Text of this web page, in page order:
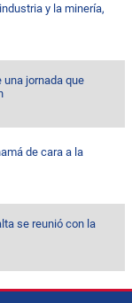
y la minería,
jornada que
de cara a la
se reunió con la